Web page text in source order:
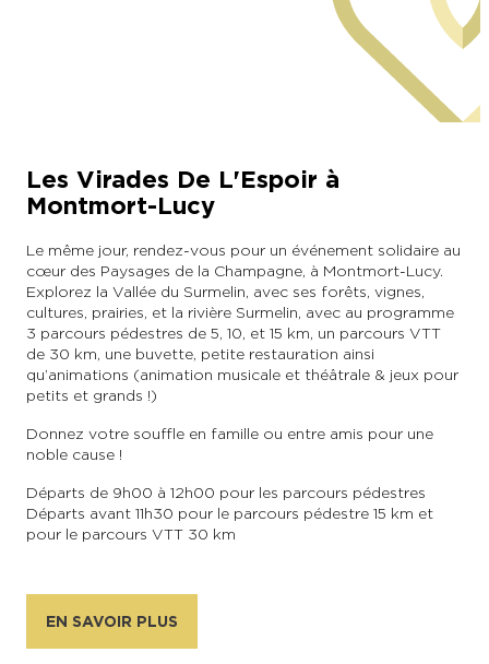
Les Virades De L'Espoir à
Montmort-Lucy
Le même jour, rendez-vous pour un événement solidaire au
cœur des Paysages de la Champagne, à Montmort-Lucy.
Explorez la Vallée du Surmelin, avec ses forêts, vignes,
cultures, prairies, et la rivière Surmelin, avec au programme
3 parcours pédestres de 5, 10, et 15 km, un parcours VTT
de 30 km, une buvette, petite restauration ainsi
qu’animations (animation musicale et théâtrale & jeux pour
petits et grands !)
Donnez votre souffle en famille ou entre amis pour une
noble cause !
Départs de 9h00 à 12h00 pour les parcours pédestres
Départs avant 11h30 pour le parcours pédestre 15 km et
pour le parcours VTT 30 km
EN SAVOIR PLUS